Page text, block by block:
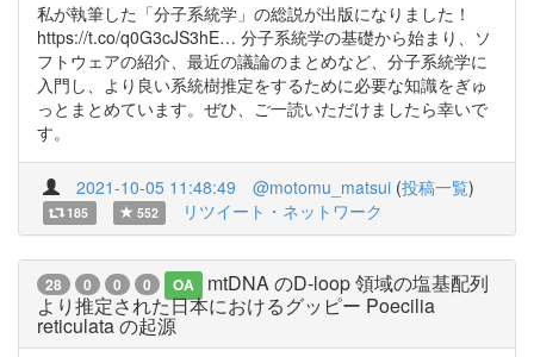
私が執筆した「分子系統学」の総説が出版になりました！
https://t.co/q0G3cJS3hE… 分子系統学の基礎から始まり、ソ
フトウェアの紹介、最近の議論のまとめなど、分子系統学に
入門し、より良い系統樹推定をするために必要な知識をぎゅ
っとまとめています。ぜひ、ご一読いただけましたら幸いで
す。
2021-10-05 11:48:49 @motomu_matsui (投稿一覧)
185 552 リツイート・ネットワーク
28 0 0 0 OA
mtDNA のD-loop 領域の塩基配列
より推定された日本におけるグッピー Poecilia
reticulata の起源